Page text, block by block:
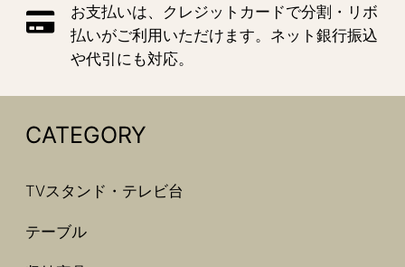
お支払いは、クレジットカードで分割・リボ
払いがご利用いただけます。ネット銀行振込
や代引にも対応。
CATEGORY
TVスタンド・テレビ台
テーブル